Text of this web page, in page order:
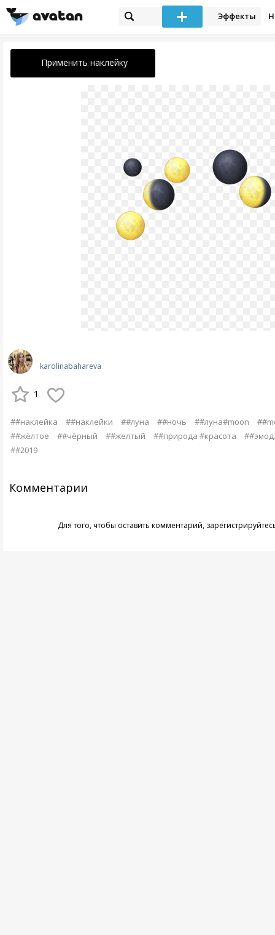
Эффекты
Применить наклейку
karolinabahareva
1
##наклейка ##наклейки ##луна ##ночь ##луна#moon
##жёлтое
##чёрный ##желтый ##природа #красота
##2019
Комментарии
Для того, чтобы оставить комментарий,